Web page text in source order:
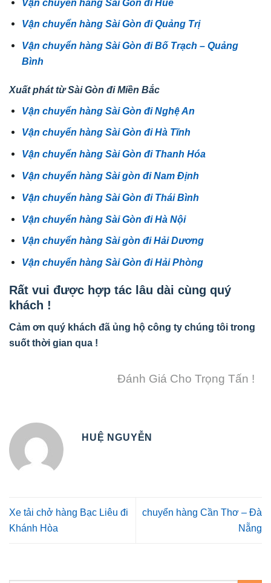
Vận chuyển hàng Sài Gòn đi Huế
Vận chuyển hàng Sài Gòn đi Quảng Trị
Vận chuyển hàng Sài Gòn đi Bố Trạch – Quảng
Bình
Xuất phát từ Sài Gòn đi Miền Bắc
Vận chuyển hàng Sài Gòn đi Nghệ An
Vận chuyển hàng Sài Gòn đi Hà Tĩnh
Vận chuyển hàng Sài Gòn đi Thanh Hóa
Vận chuyển hàng Sài gòn đi Nam Định
Vận chuyển hàng Sài Gòn đi Thái Bình
Vận chuyển hàng Sài Gòn đi Hà Nội
Vận chuyển hàng Sài gòn đi Hải Dương
Vận chuyển hàng Sài Gòn đi Hải Phòng
Rất vui được hợp tác lâu dài cùng quý
khách !
Cảm ơn quý khách đã ủng hộ công ty chúng tôi trong
suốt thời gian qua !
Đánh Giá Cho Trọng Tấn !
HUỆ NGUYỄN
Xe tải chở hàng Bạc Liêu đi
Khánh Hòa
chuyển hàng Cần Thơ – Đà
Nẵng